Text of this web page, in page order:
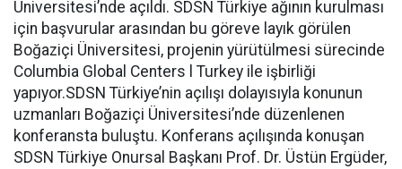
Üniversitesi’nde açıldı. SDSN Türkiye ağının kurulması
için başvurular arasından bu göreve layık görülen
Boğaziçi Üniversitesi, projenin yürütülmesi sürecinde
Columbia Global Centers l Turkey ile işbirliği
yapıyor.SDSN Türkiye’nin açılışı dolayısıyla konunun
uzmanları Boğaziçi Üniversitesi’nde düzenlenen
konferansta buluştu. Konferans açılışında konuşan
SDSN Türkiye Onursal Başkanı Prof. Dr. Üstün Ergüder,